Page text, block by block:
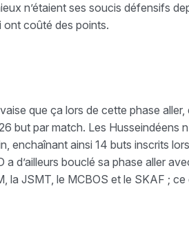
n’étaient ses soucis défensifs
ont coûté des points.
que ça lors de cette phase aller,
but par match. Les Husseindéens
enchaînant ainsi 14 buts inscrits
d’ailleurs bouclé sa phase aller
la JSMT, le MCBOS et le SKAF ; ce